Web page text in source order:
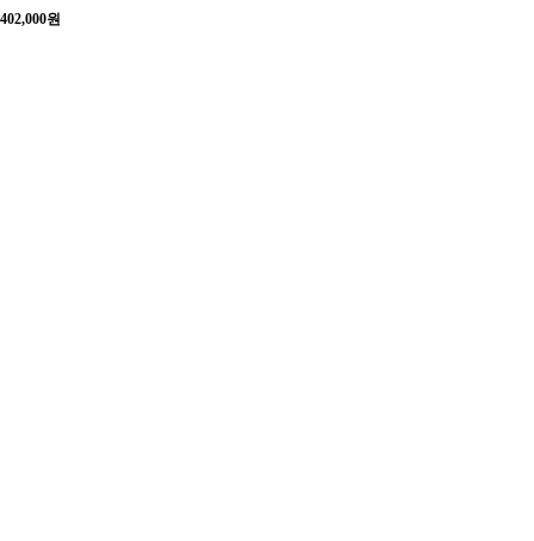
402,000원